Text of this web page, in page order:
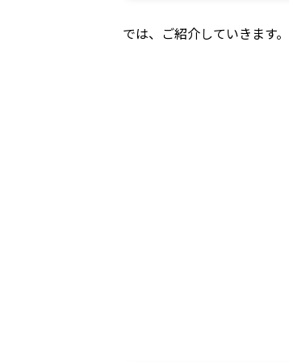
では、ご紹介していきます。